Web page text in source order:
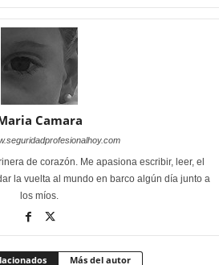
Camara
de corazón. Me apasiona escribir, leer, el
la vuelta al mundo en barco algún día junto a
los míos.
Más del autor